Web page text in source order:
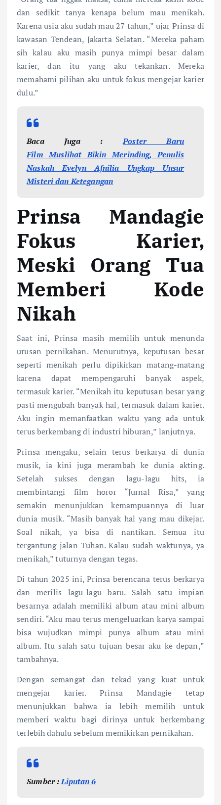
dan sedikit tanya kenapa belum mau menikah.
Karena usia aku sudah mau 27 tahun,” ujar Prinsa di
kawasan Tendean, Jakarta Selatan. “Mereka paham
sih kalau aku masih punya mimpi besar dalam
karier, dan itu yang aku tekankan. Mereka
memahami pilihan aku untuk fokus mengejar karier
dulu.”
Baca Juga :Poster Baru
FilmMuslihatBikin Merinding, Penulis
Naskah Evelyn Afnilia Ungkap Unsur
Misteri dan Ketegangan
Prinsa Mandagie
Fokus Karier,
Meski Orang Tua
Memberi Kode
Nikah
Saat ini, Prinsa masih memilih untuk menunda
urusan pernikahan. Menurutnya, keputusan besar
seperti menikah perlu dipikirkan matang-matang
karena dapat mempengaruhi banyak aspek,
termasuk karier. “Menikah itu keputusan besar yang
pasti mengubah banyak hal, termasuk dalam karier.
Aku ingin memanfaatkan waktu yang ada untuk
terus berkembang di industri hiburan,” lanjutnya.
Prinsa mengaku, selain terus berkarya di dunia
musik, ia kini juga merambah ke dunia akting.
Setelah sukses dengan lagu-lagu hits, ia
membintangi film horor “Jurnal Risa,” yang
semakin menunjukkan kemampuannya di luar
dunia musik. “Masih banyak hal yang mau dikejar.
Soal nikah, ya bisa di nantikan. Semua itu
tergantung jalan Tuhan. Kalau sudah waktunya, ya
menikah,” tuturnya dengan tegas.
Di tahun 2025 ini, Prinsa berencana terus berkarya
dan merilis lagu-lagu baru. Salah satu impian
besarnya adalah memiliki album atau mini album
sendiri. “Aku mau terus mengeluarkan karya sampai
bisa wujudkan mimpi punya album atau mini
album. Itu salah satu tujuan besar aku ke depan,”
tambahnya.
Dengan semangat dan tekad yang kuat untuk
mengejar karier. Prinsa Mandagie tetap
menunjukkan bahwa ia lebih memilih untuk
memberi waktu bagi dirinya untuk berkembang
terlebih dahulu sebelum memikirkan pernikahan.
Sumber :Liputan 6